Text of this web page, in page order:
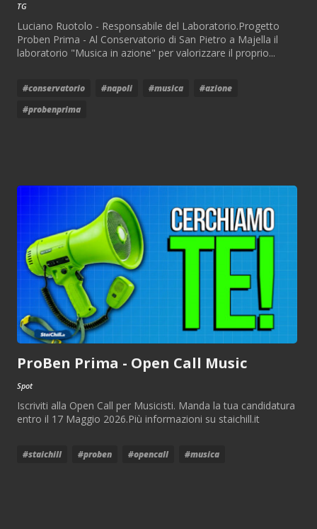
TG
Luciano Ruotolo - Responsabile del Laboratorio.Progetto
Proben Prima - Al Conservatorio di San Pietro a Majella il
laboratorio "Musica in azione" per valorizzare il proprio...
#conservatorio #napoli #musica
#azione
#probenprima
ProBen Prima - Open Call Music
Spot
Iscriviti alla Open Call per Musicisti. Manda la tua candidatura
entro il 17 Maggio 2026.Più informazioni su staichill.it
#staichill #proben #opencall #musica